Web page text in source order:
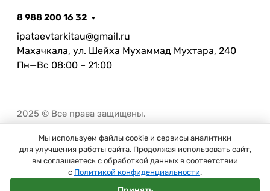
В корзину
8 988 200 16 32
ipataevtarkitau@gmail.ru
Махачкала, ул. Шейха Мухаммад Мухтара, 240
Пн—Вс 08:00 – 21:00
2025 © Все права защищены.
Мы используем файлы cookie и сервисы аналитики
для улучшения работы сайта. Продолжая использовать сайт,
вы соглашаетесь с обработкой данных в соответствии
с Политикой конфиденциальности.